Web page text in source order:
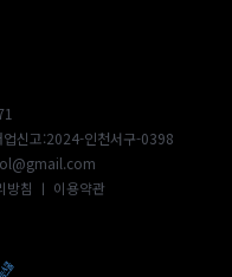
업신고:2024-인천서구-0398
방침 ㅣ 이용약관